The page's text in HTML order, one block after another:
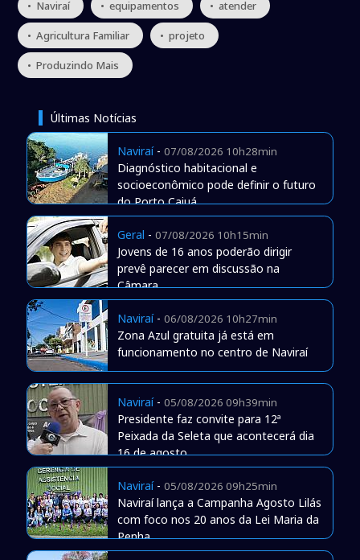
• Naviraí • equipamentos • atender
• Agricultura Familiar • projeto
• Produzindo Mais
Últimas Notícias
Naviraí- 07/08/2026 10h28min
Diagnóstico habitacional e
socioeconômico pode definir o futuro
do Porto Caiuá
Geral - 07/08/2026 10h15min
Jovens de 16 anos poderão dirigir
prevê parecer em discussão na
Câmara
Naviraí- 06/08/2026 10h27min
Zona Azul gratuita já está em
funcionamento no centro de Naviraí
Naviraí- 05/08/2026 09h39min
Presidente faz convite para 12ª
Peixada da Seleta que acontecerá dia
16 de agosto
Naviraí- 05/08/2026 09h25min
Naviraí lança a Campanha Agosto Lilás
com foco nos 20 anos da Lei Maria da
Penha